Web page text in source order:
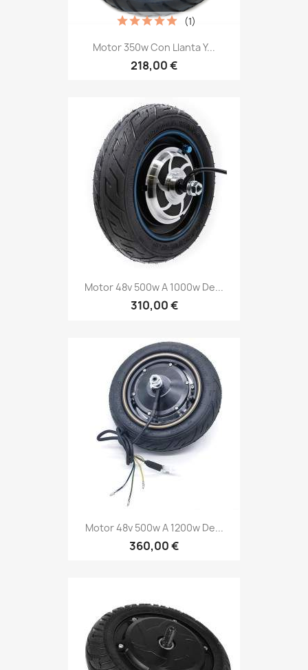
Motor 350w Con Llanta Y...
218,00 €
(1)
Motor 48v 500w A 1000w De...
310,00 €
Motor 48v 500w A 1200w De...
360,00 €